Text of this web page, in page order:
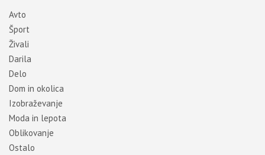
Avto
Šport
Živali
Darila
Delo
Dom in okolica
Izobraževanje
Moda in lepota
Oblikovanje
Ostalo